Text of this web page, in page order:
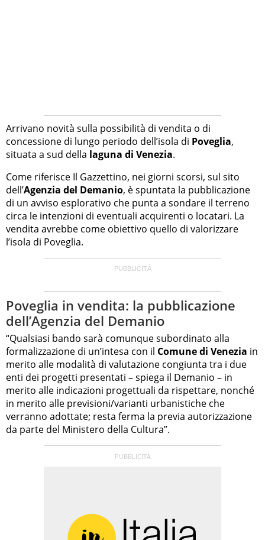
Arrivano novità sulla possibilità di vendita o di
concessione di lungo periodo dell’isola di Poveglia,
situata a sud della laguna di Venezia.
Come riferisce Il Gazzettino, nei giorni scorsi, sul sito
dell’Agenzia del Demanio, è spuntata la pubblicazione
di un avviso esplorativo che punta a sondare il terreno
circa le intenzioni di eventuali acquirenti o locatari. La
vendita avrebbe come obiettivo quello di valorizzare
l’isola di Poveglia.
Poveglia in vendita: la pubblicazione
dell’Agenzia del Demanio
“Qualsiasi bando sarà comunque subordinato alla
formalizzazione di un’intesa con il Comune di Venezia in
merito alle modalità di valutazione congiunta tra i due
enti dei progetti presentati – spiega il Demanio – in
merito alle indicazioni progettuali da rispettare, nonché
in merito alle previsioni/varianti urbanistiche che
verranno adottate; resta ferma la previa autorizzazione
da parte del Ministero della Cultura”.